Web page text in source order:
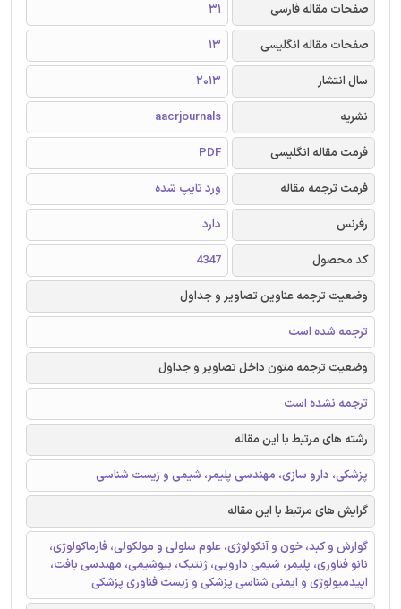
صفحات مقاله فارسی
31
صفحات مقاله انگلیسی
13
سال انتشار
2013
نشریه
aacrjournals
فرمت مقاله انگلیسی
PDF
فرمت ترجمه مقاله
ورد تایپ شده
رفرنس
دارد
کد محصول
4347
وضعیت ترجمه عناوین تصاویر و جداول
ترجمه شده است
وضعیت ترجمه متون داخل تصاویر و جداول
ترجمه نشده است
رشته های مرتبط با این مقاله
پزشکی، دارو سازی، مهندسی پلیمر، شیمی و زیست شناسی
گرایش های مرتبط با این مقاله
گوارش و کبد، خون و آنکولوژی، علوم سلولی و مولکولی، فارماکولوژی،
نانو فناوری، پلیمر، شیمی دارویی، ژنتیک، بیوشیمی، مهندسی بافت،
اپیدمیولوژی و ایمنی شناسی پزشکی و زیست فناوری پزشکی